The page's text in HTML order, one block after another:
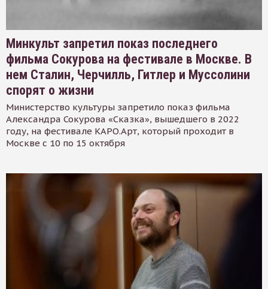
Минкульт запретил показ последнего
фильма Сокурова на фестивале в Москве. В
нем Сталин, Черчилль, Гитлер и Муссолини
спорят о жизни
Министерство культуры запретило показ фильма
Александра Сокурова «Сказка», вышедшего в 2022
году, на фестивале КАРО.Арт, который проходит в
Москве с 10 по 15 октября